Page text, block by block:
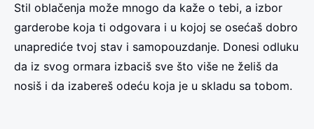
Stil oblačenja može mnogo da kaže o tebi, a izbor
garderobe koja ti odgovara i u kojoj se osećaš dobro
unaprediće tvoj stav i samopouzdanje. Donesi odluku
da iz svog ormara izbaciš sve što više ne želiš da
nosiš i da izabereš odeću koja je u skladu sa tobom.